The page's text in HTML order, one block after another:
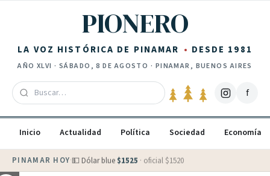
PIONERO
LA VOZ HISTÓRICA DE PINAMAR DESDE 1981
AÑO XLVI · SÁBADO, 8 DE AGOSTO · PINAMAR, BUENOS AIRES
f
Inicio Actualidad Política Sociedad Economía
PINAMAR HOY·💵 Dólar blue $1525 · oficial $1520